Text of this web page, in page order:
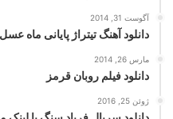
آگوست 31, 2014
دانلود آهنگ تیتراژ پایانی ماه عسل ۹۳ باصدای مهدی یراحی
مارس 26, 2014
دانلود فیلم روبان قرمز
ژوئن 25, 2016